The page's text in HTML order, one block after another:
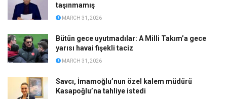
taşınmamış
MARCH 31, 2026
Bütün gece uyutmadılar: A Milli Takım’a gece
yarısı havai fişekli taciz
MARCH 31, 2026
Savcı, İmamoğlu’nun özel kalem müdürü
Kasapoğlu’na tahliye istedi